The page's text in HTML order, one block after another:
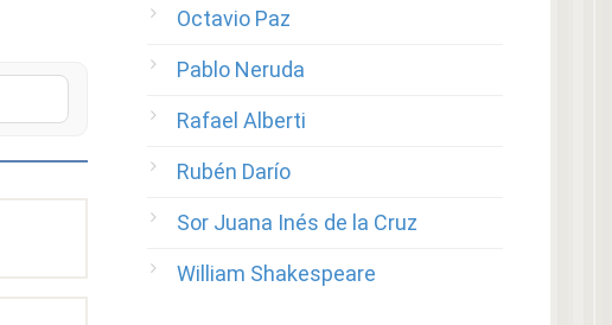
Octavio Paz
Pablo Neruda
Rafael Alberti
Rubén Darío
Sor Juana Inés de la Cruz
William Shakespeare